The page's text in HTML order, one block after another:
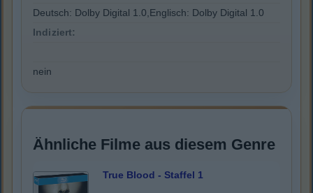
Deutsch: Dolby Digital 1.0,Englisch: Dolby Digital 1.0
Indiziert:
nein
Ähnliche Filme aus diesem Genre
True Blood - Staffel 1